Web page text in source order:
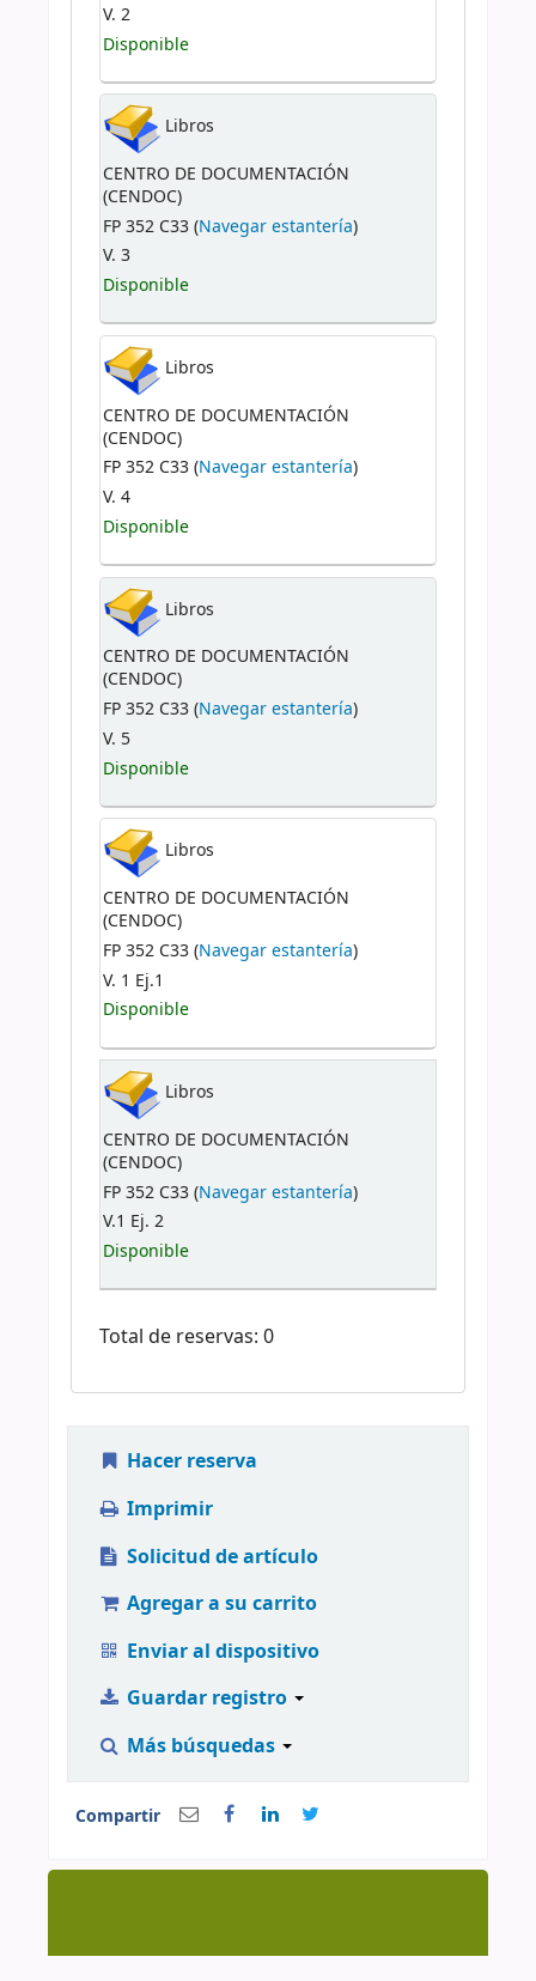
V. 2
Disponible
Libros
CENTRO DE DOCUMENTACIÓN
(CENDOC)
FP 352 C33 (Navegar estantería)
V. 3
Disponible
Libros
CENTRO DE DOCUMENTACIÓN
(CENDOC)
FP 352 C33 (Navegar estantería)
V. 4
Disponible
Libros
CENTRO DE DOCUMENTACIÓN
(CENDOC)
FP 352 C33 (Navegar estantería)
V. 5
Disponible
Libros
CENTRO DE DOCUMENTACIÓN
(CENDOC)
FP 352 C33 (Navegar estantería)
V. 1 Ej.1
Disponible
Libros
CENTRO DE DOCUMENTACIÓN
(CENDOC)
FP 352 C33 (Navegar estantería)
V.1 Ej. 2
Disponible
Total de reservas: 0
Hacer reserva
Imprimir
Solicitud de artículo
Agregar a su carrito
Enviar al dispositivo
Guardar registro
Más búsquedas
Compartir